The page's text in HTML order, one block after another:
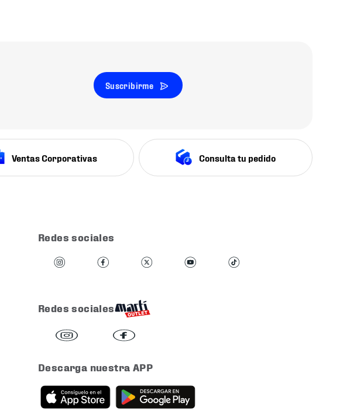
Suscribirme
Ventas Corporativas Consulta tu pedido
Redes sociales
Redes sociales
Descarga nuestra APP